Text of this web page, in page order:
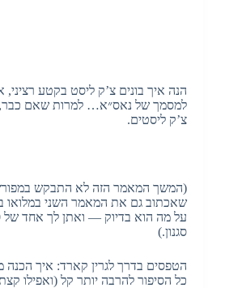
הנה איך בונים צ’ק ליסט בקטע רציני,
למסמך של נאס״א… למרות שאם
צ’ק ליסטים.
(המשך המאמר הזה לא התבקש
שאכתוב גם את המאמר השני במלואו
סגנון.)
הטפסים בדרך לגרין קארד: איך
כל הסיפור להרבה יותר קל (ואפילו